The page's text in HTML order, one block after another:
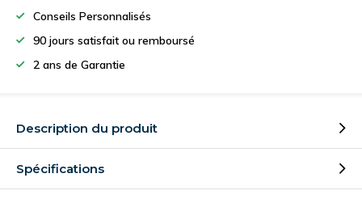
Conseils Personnalisés
90 jours satisfait ou remboursé
2 ans de Garantie
Description du produit
Spécifications